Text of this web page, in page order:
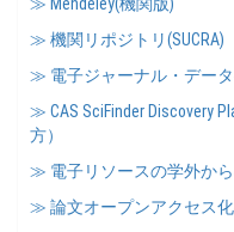
≫ 機関リポジトリ(SUCRA)
≫ 電子ジャーナル・データ
≫ CAS SciFinder Discovery
方）
≫ 電子リソースの学外か
≫ 論文オープンアクセス